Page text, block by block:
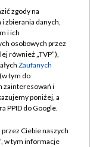
zgody na
zbierania danych,
i ich
osobowych przez
również „TVP”),
Zaufanych
tym do
zainteresowań i
poniżej, a
PPID do Google.
Ciebie naszych
w tym informacje